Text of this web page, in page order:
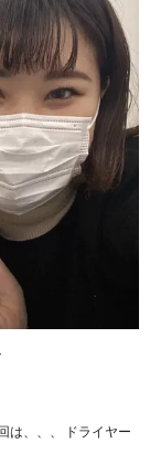
は、、、 ドライヤー